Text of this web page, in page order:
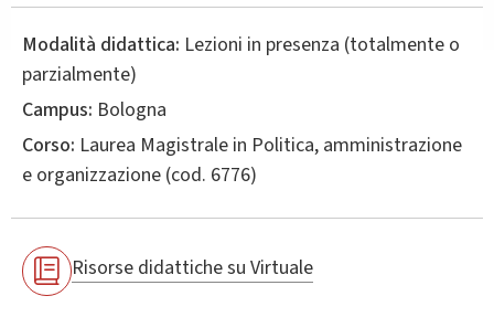
Modalità didattica: Lezioni in presenza (totalmente o
parzialmente)
Campus: Bologna
Corso: Laurea Magistrale in Politica, amministrazione
e organizzazione (cod. 6776)
Risorse didattiche su Virtuale